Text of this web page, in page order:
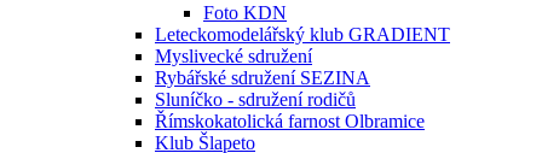
Foto KDN
Leteckomodelářský klub GRADIENT
Myslivecké sdružení
Rybářské sdružení SEZINA
Sluníčko - sdružení rodičů
Římskokatolická farnost Olbramice
Klub Šlapeto